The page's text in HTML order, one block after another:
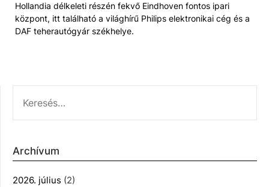
Hollandia délkeleti részén fekvő Eindhoven fontos ipari
központ, itt található a világhírű Philips elektronikai cég és a
DAF teherautógyár székhelye.
Archívum
2026. július (2)